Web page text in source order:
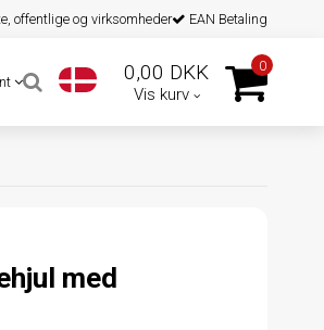
offentlige og virksomheder EAN Betaling
0,00 DKK
Vis kurv
0
med